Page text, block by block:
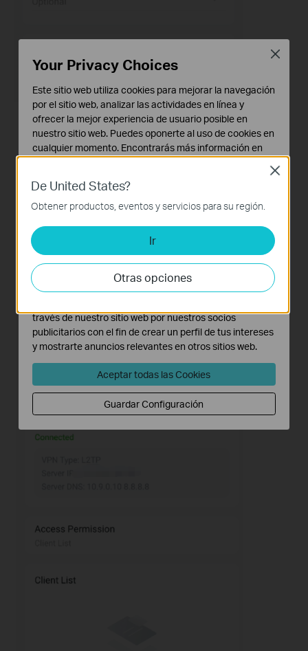
Descripción:Ingrese un nombre para esta VPN.
Ingrese la dirección IP del servidor o el
nombre de dominio.
Ingrese la cuenta en el
servidor.
Clave precompartida de IPsec:ingrese la clave
precompartida de IPsec del servidor.
Si la conexión es exitosa, aparecerá un mensaje similar al
siguiente.
De United States?
Obtener productos, eventos y servicios para su región.
Ir
Otras opciones
Close
Your Privacy Choices
Este sitio web utiliza cookies para mejorar la navegación
por el sitio web, analizar las actividades en línea y
ofrecer la mejor experiencia de usuario posible en
nuestro sitio web. Puedes oponerte al uso de cookies en
cualquier momento. Encontrarás más información en
Cookies Básicas
Estas cookies son necesarias para el funcionamiento
del sitio web y no pueden desactivarse en tu sistema.
Cookies de Análisis y de Marketing
Las cookies de análisis nos permiten analizar tus
actividades en nuestro sitio web con el fin de mejorar y
adaptar la funcionalidad del mismo.
través de nuestro sitio web por nuestros socios
publicitarios con el fin de crear un perfil de tus intereses
y mostrarte anuncios relevantes en otros sitios web.
Aceptar todas las Cookies
Guardar Configuración
Close